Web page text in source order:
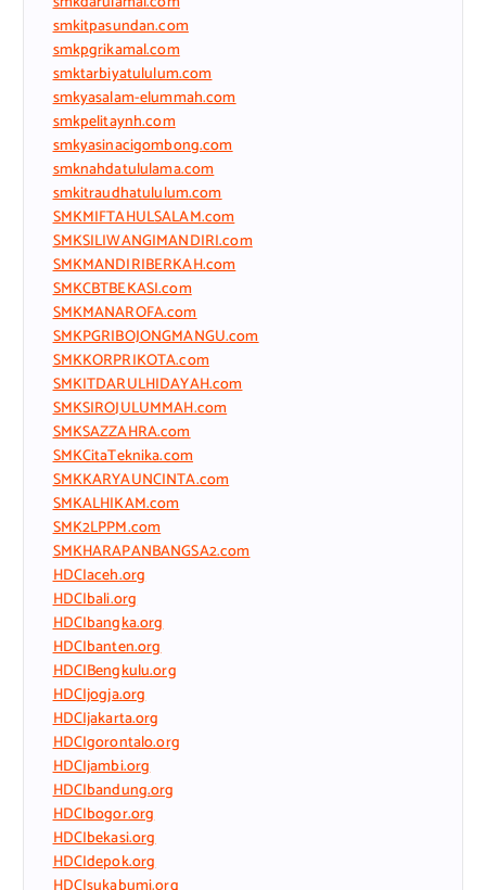
smkitpasundan.com
smkpgrikamal.com
smktarbiyatululum.com
smkyasalam-elummah.com
smkpelitaynh.com
smkyasinacigombong.com
smknahdatululama.com
smkitraudhatululum.com
SMKMIFTAHULSALAM.com
SMKSILIWANGIMANDIRI.com
SMKMANDIRIBERKAH.com
SMKCBTBEKASI.com
SMKMANAROFA.com
SMKPGRIBOJONGMANGU.com
SMKKORPRIKOTA.com
SMKITDARULHIDAYAH.com
SMKSIROJULUMMAH.com
SMKSAZZAHRA.com
SMKCitaTeknika.com
SMKKARYAUNCINTA.com
SMKALHIKAM.com
SMK2LPPM.com
SMKHARAPANBANGSA2.com
HDCIaceh.org
HDCIbali.org
HDCIbangka.org
HDCIbanten.org
HDCIBengkulu.org
HDCIjogja.org
HDCIjakarta.org
HDCIgorontalo.org
HDCIjambi.org
HDCIbandung.org
HDCIbogor.org
HDCIbekasi.org
HDCIdepok.org